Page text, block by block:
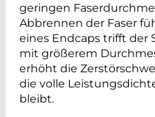
geringen
Abbrennen der Faser
eines Endcaps trifft der
mit größerem
erhöht die
die volle
bleibt.